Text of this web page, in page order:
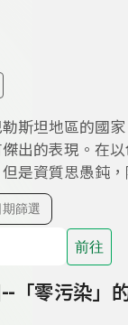
斯坦地區的國
出的表現。在
是資質思愚鈍
期篩選
前往
「零污染」